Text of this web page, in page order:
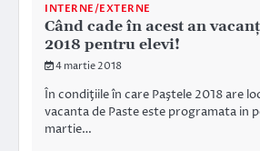
INTERNE/EXTERNE
Când cade în acest an
2018 pentru elevi!
4 martie 2018
În condiţiile în care Paştele 2018 are
vacanta de Paste este programata in
martie…